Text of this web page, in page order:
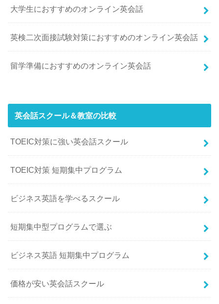
大学生におすすめのオンライン英会話
英検二次面接試験対策におすすめのオンライン英会話
留学準備におすすめのオンライン英会話
英会話スクール＆教室の比較
TOEIC対策に強い英会話スクール
TOEIC対策 短期集中プログラム
ビジネス英語を学べるスクール
短期集中型プログラムで選ぶ
ビジネス英語 短期集中プログラム
価格が安い英会話スクール